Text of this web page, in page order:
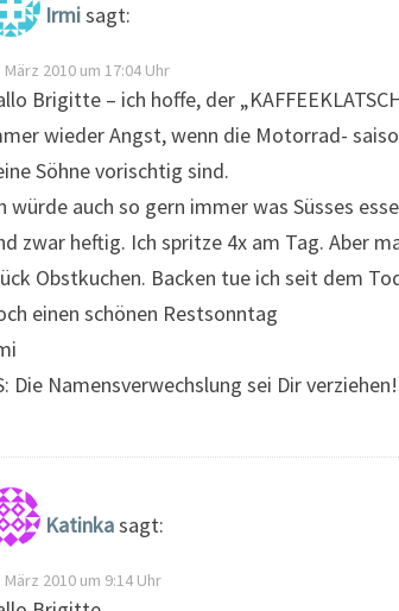
Irmisagt:
März 2010 um 17:04 Uhr
Brigitte – ich hoffe, der
wieder Angst, wenn die Motorrad-
Söhne vorischtig sind.
würde auch so gern immer was Süsses
zwar heftig. Ich spritze 4x am Tag. Aber
Obstkuchen. Backen tue ich seit dem
einen schönen Restsonntag
Die Namensverwechslung sei Dir
Katinkasagt:
März 2010 um 9:14 Uhr